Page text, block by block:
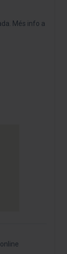
Més info a